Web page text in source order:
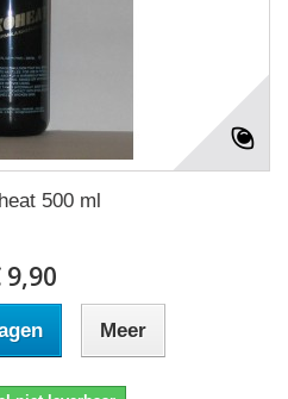
500 ml
9,90
Meer